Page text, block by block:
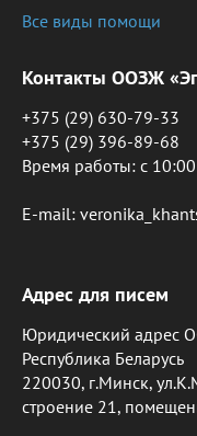
Все виды помощи
Контакты ООЗЖ
+375 (29) 630-79-33
+375 (29) 396-89-68
Время работы: c
E-mail:
Адрес для писем
Юридический адрес
Республика Беларусь
220030, г.Минск,
строение 21,